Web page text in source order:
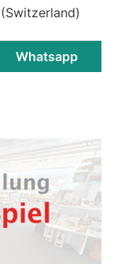
Whatsapp